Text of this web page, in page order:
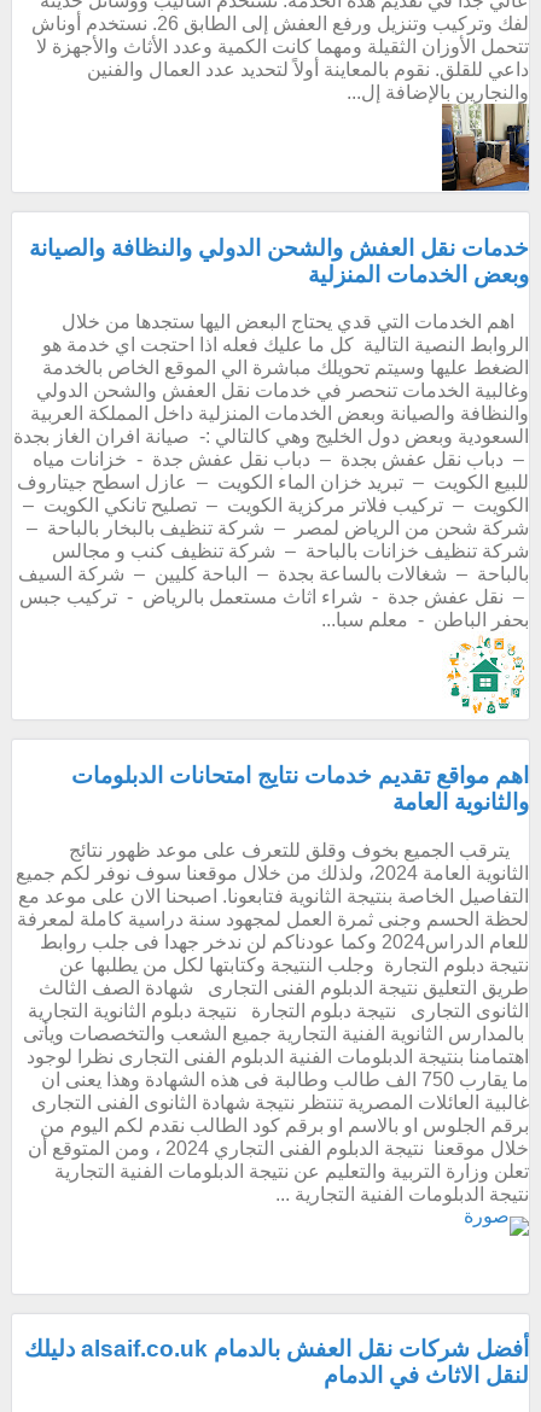
لفك وتركيب وتنزيل ورفع العفش إلى الطابق 26. نستخدم أوناش
تتحمل الأوزان الثقيلة ومهما كانت الكمية وعدد الأثاث والأجهزة لا
داعي للقلق. نقوم بالمعاينة أولاً لتحديد عدد العمال والفنين
والنجارين بالإضافة إل...
خدمات نقل العفش والشحن الدولي والنظافة والصيانة
وبعض الخدمات المنزلية
اهم الخدمات التي قدي يحتاج البعض اليها ستجدها من خلال
الروابط النصية التالية كل ما عليك فعله اذا احتجت اي خدمة هو
الضغط عليها وسيتم تحويلك مباشرة الي الموقع الخاص بالخدمة
وغالبية الخدمات تنحصر في خدمات نقل العفش والشحن الدولي
والنظافة والصيانة وبعض الخدمات المنزلية داخل المملكة العربية
السعودية وبعض دول الخليج وهي كالتالي :- صيانة افران الغاز بجدة
– دباب نقل عفش بجدة – دباب نقل عفش جدة - خزانات مياه
للبيع الكويت – تبريد خزان الماء الكويت – عازل اسطح جيتاروف
الكويت – تركيب فلاتر مركزية الكويت – تصليح تانكي الكويت –
شركة شحن من الرياض لمصر – شركة تنظيف بالبخار بالباحة –
شركة تنظيف خزانات بالباحة – شركة تنظيف كنب و مجالس
بالباحة – شغالات بالساعة بجدة – الباحة كليين – شركة السيف
– نقل عفش جدة - شراء اثاث مستعمل بالرياض - تركيب جبس
بحفر الباطن - معلم سبا...
اهم مواقع تقديم خدمات نتايج امتحانات الدبلومات
والثانوية العامة
يترقب الجميع بخوف وقلق للتعرف على موعد ظهور نتائج
الثانوية العامة 2024، ولذلك من خلال موقعنا سوف نوفر لكم جميع
التفاصيل الخاصة بنتيجة الثانوية فتابعونا. اصبحنا الان على موعد مع
لحظة الحسم وجنى ثمرة العمل لمجهود سنة دراسية كاملة لمعرفة
للعام الدراس2024 وكما عودناكم لن ندخر جهدا فى جلب روابط
نتيجة دبلوم التجارة وجلب النتيجة وكتابتها لكل من يطلبها عن
طريق التعليق نتيجة الدبلوم الفنى التجارى شهادة الصف الثالث
الثانوى التجارى نتيجة دبلوم التجارة نتيجة دبلوم الثانوية التجارية
بالمدارس الثانوية الفنية التجارية جميع الشعب والتخصصات ويأتى
اهتمامنا بنتيجة الدبلومات الفنية الدبلوم الفنى التجارى نظرا لوجود
ما يقارب 750 الف طالب وطالبة فى هذه الشهادة وهذا يعنى ان
غالبية العائلات المصرية تنتظر نتيجة شهادة الثانوى الفنى التجارى
برقم الجلوس او بالاسم او برقم كود الطالب نقدم لكم اليوم من
خلال موقعنا نتيجة الدبلوم الفنى التجاري 2024 ، ومن المتوقع أن
تعلن وزارة التربية والتعليم عن نتيجة الدبلومات الفنية التجارية
نتيجة الدبلومات الفنية التجارية ...
أفضل شركات نقل العفش بالدمام alsaif.co.uk دليلك
لنقل الاثاث في الدمام